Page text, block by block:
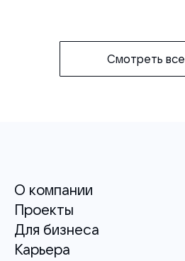
Смотреть все
О компании
Проекты
Для бизнеса
Карьера